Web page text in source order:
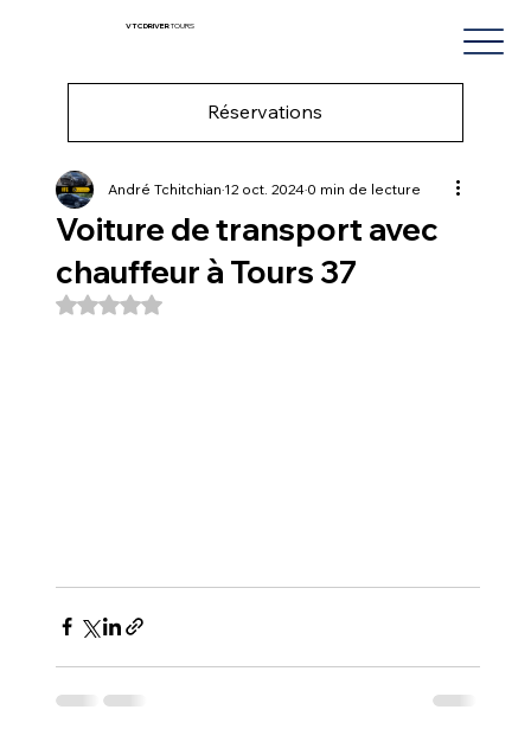
VTC DRIVERTOURS
Réservations
Voiture de transport avec
chauffeur à Tours 37
André Tchitchian12 oct. 20240 min de lecture
Noté NaN étoiles sur 5.